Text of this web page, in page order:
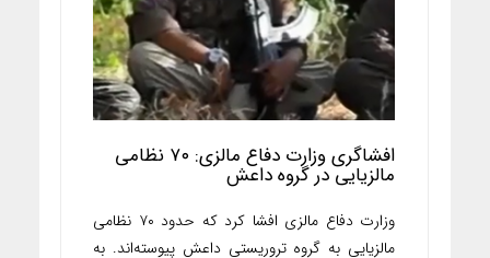
افشاگری وزارت دفاع مالزی: ۷۰ نظامی
مالزیایی در گروه داعش
وزارت دفاع مالزی افشا کرد که حدود ۷۰ نظامی
مالزیایی به گروه تروریستی داعش پیوسته‌اند. به